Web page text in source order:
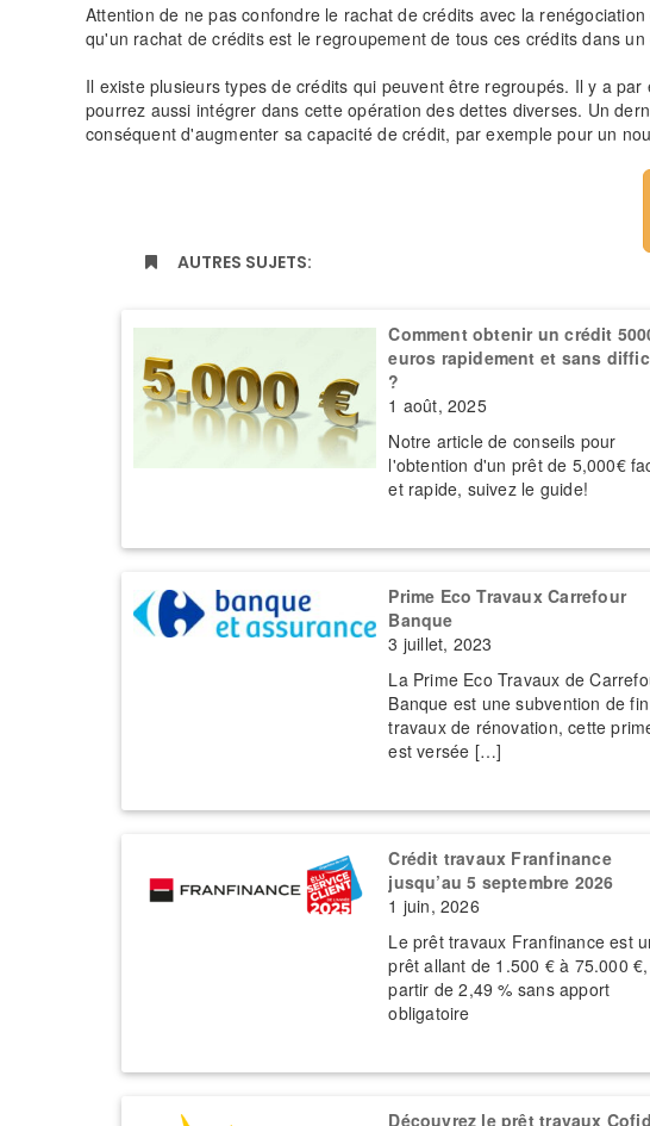
Attention de ne pas confondre le rachat de crédits avec la
qu'un rachat de crédits est le regroupement de tous ces crédits dans
Il existe plusieurs types de crédits qui peuvent être regroupés. Il y a
pourrez aussi intégrer dans cette opération des dettes diverses. Un
conséquent d'augmenter sa capacité de crédit, par exemple pour un
AUTRES SUJETS:
Comment obtenir un crédit
euros rapidement et sans
?
1 août, 2025
Notre article de conseils pour
l'obtention d'un prêt de 5,000€
et rapide, suivez le guide!
Prime Eco Travaux Carrefour
Banque
3 juillet, 2023
La Prime Eco Travaux de
Banque est une subvention de
travaux de rénovation, cette
est versée […]
Crédit travaux Franfinance
jusqu’au 5 septembre 2026
1 juin, 2026
Le prêt travaux Franfinance est
prêt allant de 1.500 € à 75.000
partir de 2,49 % sans apport
obligatoire
Découvrez le prêt travaux